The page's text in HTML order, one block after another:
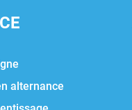
alternance